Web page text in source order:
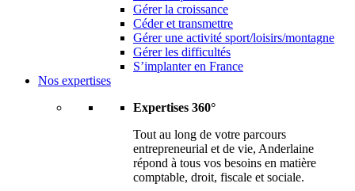
Gérer la croissance
Céder et transmettre
Gérer une activité sport/loisirs/montagne
Gérer les difficultés
S’implanter en France
Nos expertises
Expertises 360°
Tout au long de votre parcours
entrepreneurial et de vie, Anderlaine
répond à tous vos besoins en matière
comptable, droit, fiscale et sociale.